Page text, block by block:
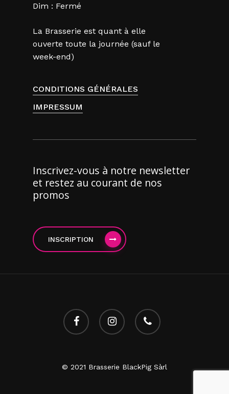
Dim : Fermé
La Brasserie est quant à elle
ouverte toute la journée (sauf le
week-end)
CONDITIONS GÉNÉRALES
IMPRESSUM
Inscrivez-vous à notre newsletter
et restez au courant de nos
promos
INSCRIPTION
facebook instagram phone
© 2021 Brasserie BlackPig Sàrl